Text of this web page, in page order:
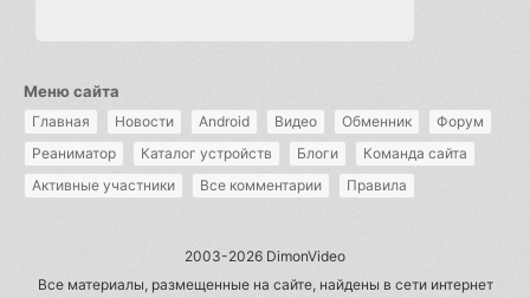
Меню сайта
Главная Новости Android Видео Обменник
Форум
Реаниматор
Каталог устройств Блоги
Команда сайта
Активные участники
Все комментарии Правила
2003-2026 DimonVideo
Все материалы, размещенные на сайте, найдены в сети интернет